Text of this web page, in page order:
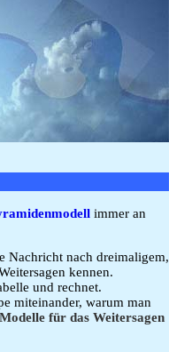
immer an
Nachricht nach dreimaligem,
kennen.
und rechnet.
miteinander, warum man
Modelle für das Weitersagen